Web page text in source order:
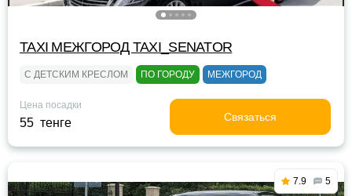
TAXI МЕЖГОРОД TAXI_SENATOR
С ДЕТСКИМ КРЕСЛОМ ПО ГОРОДУ МЕЖГОРОД
Цена посадки
55 тенге Связаться
7.9 5